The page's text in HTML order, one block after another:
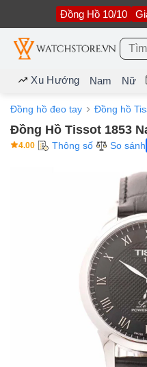
nội
dung
Đồng Hồ 10/10
Tìm
kiếm:
Xu Hướng Nam Nữ
Đồng hồ đeo tay Đồng hồ
Đồng Hồ Tissot 1853
4.00 Thông số So sánh